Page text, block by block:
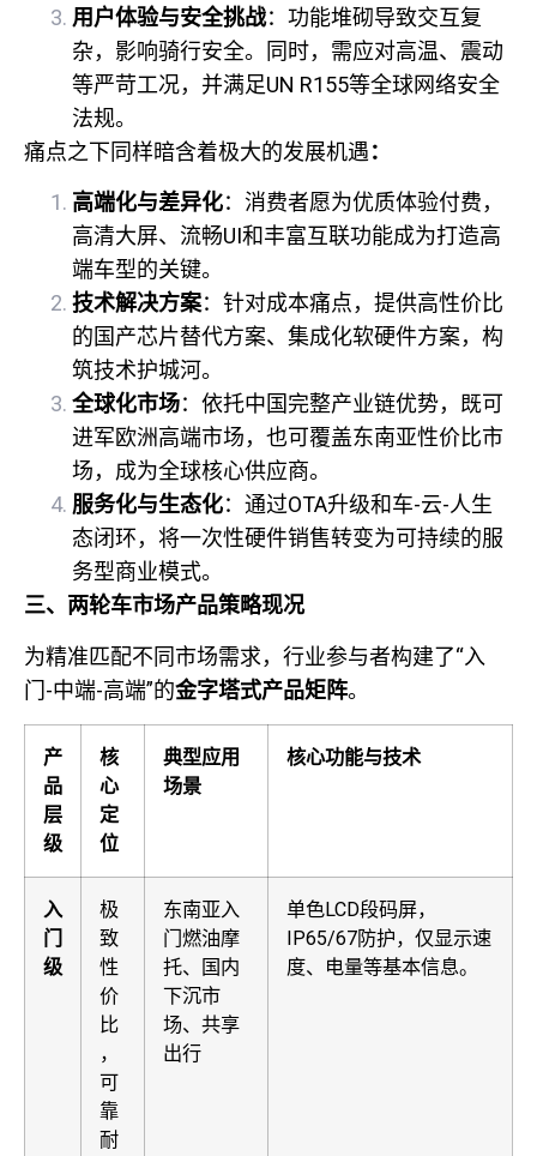
用户体验与安全挑战：功能堆砌导致交互复
杂，影响骑行安全。同时，需应对高温、震动
等严苛工况，并满足UN R155等全球网络安全
法规。
痛点之下同样暗含着极大的发展机遇：
高端化与差异化：消费者愿为优质体验付费，
高清大屏、流畅UI和丰富互联功能成为打造高
端车型的关键。
技术解决方案：针对成本痛点，提供高性价比
的国产芯片替代方案、集成化软硬件方案，构
筑技术护城河。
全球化市场：依托中国完整产业链优势，既可
进军欧洲高端市场，也可覆盖东南亚性价比市
场，成为全球核心供应商。
服务化与生态化：通过OTA升级和车-云-人生
态闭环，将一次性硬件销售转变为可持续的服
务型商业模式。
三、两轮车市场产品策略现况
为精准匹配不同市场需求，行业参与者构建了“入
门-中端-高端”的金字塔式产品矩阵。
产
品
层
级
核
心
定
位
典型应用
场景
核心功能与技术
入
门
级
极
致
性
价
比
，
可
靠
耐
东南亚入
门燃油摩
托、国内
下沉市
场、共享
出行
单色LCD段码屏，
IP65/67防护，仅显示速
度、电量等基本信息。